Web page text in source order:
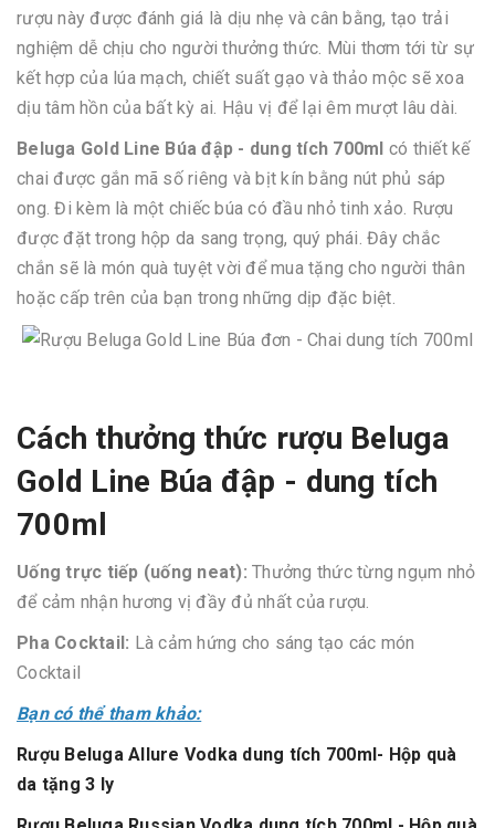
rượu này được đánh giá là dịu nhẹ và cân bằng, tạo trải
nghiệm dễ chịu cho người thưởng thức. Mùi thơm tới từ sự
kết hợp của lúa mạch, chiết suất gạo và thảo mộc sẽ xoa
dịu tâm hồn của bất kỳ ai. Hậu vị để lại êm mượt lâu dài.
Beluga Gold Line Búa đập - dung tích 700ml có thiết kế
chai được gắn mã số riêng và bịt kín bằng nút phủ sáp
ong. Đi kèm là một chiếc búa có đầu nhỏ tinh xảo. Rượu
được đặt trong hộp da sang trọng, quý phái. Đây chắc
chắn sẽ là món quà tuyệt vời để mua tặng cho người thân
hoặc cấp trên của bạn trong những dịp đặc biệt.
Cách thưởng thức rượu Beluga
Gold Line Búa đập - dung tích
700ml
Uống trực tiếp (uống neat): Thưởng thức từng ngụm nhỏ
để cảm nhận hương vị đầy đủ nhất của rượu.
Pha Cocktail: Là cảm hứng cho sáng tạo các món
Cocktail
Bạn có thể tham khảo:
Rượu Beluga Allure Vodka dung tích 700ml- Hộp quà
da tặng 3 ly